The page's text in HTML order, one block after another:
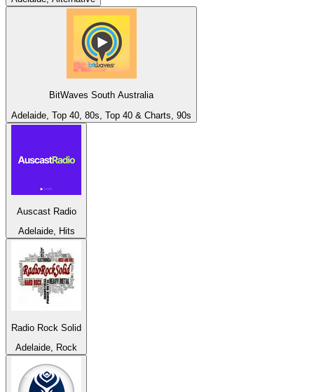
BitWaves South Australia
Adelaide, Top 40, 80s, Top 40 & Charts, 90s
Auscast Radio
Adelaide, Hits
Radio Rock Solid
Adelaide, Rock